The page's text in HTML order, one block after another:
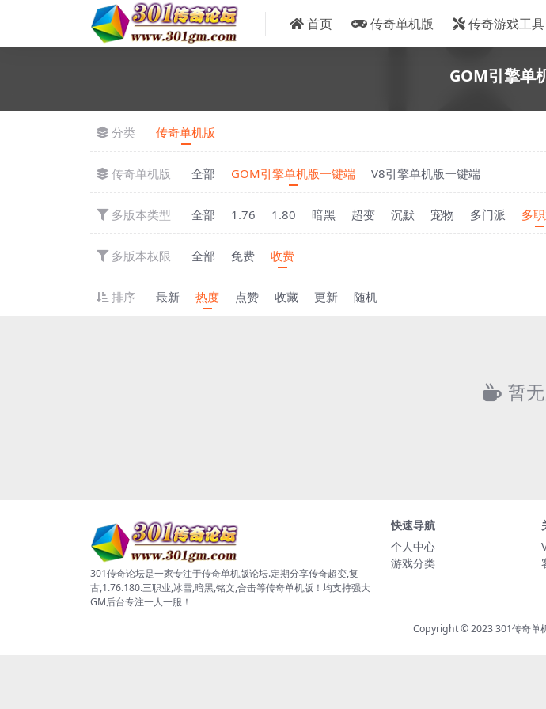
首页 传奇单机版 传奇游戏工具
GOM引擎单
分类 传奇单机版
传奇单机版 全部 GOM引擎单机版一键端 V8引擎单机版一键端
多版本类型 全部 1.76 1.80 暗黑 超变 沉默 宠物 多门派 多
多版本权限 全部 免费 收费
排序 最新 热度 点赞 收藏 更新 随机
暂
301传奇论坛是一家专注于传奇单机版论坛.定期分享传奇超变,复
古,1.76.180.三职业,冰雪,暗黑,铭文,合击等传奇单机版！均支持强大
GM后台专注一人一服！
快速导航
个人中心
游戏分类
Copyright © 2023301传奇单